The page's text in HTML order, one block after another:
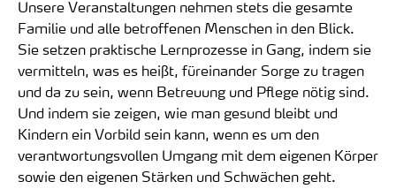
Unsere Veranstaltungen nehmen stets die gesamte
Familie und alle betroffenen Menschen in den Blick.
Sie setzen praktische Lernprozesse in Gang, indem sie
vermitteln, was es heißt, füreinander Sorge zu tragen
und da zu sein, wenn Betreuung und Pflege nötig sind.
Und indem sie zeigen, wie man gesund bleibt und
Kindern ein Vorbild sein kann, wenn es um den
verantwortungsvollen Umgang mit dem eigenen Körper
sowie den eigenen Stärken und Schwächen geht.